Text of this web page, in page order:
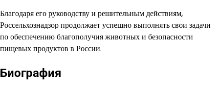
Благодаря его руководству и решительным действиям,
Россельхознадзор продолжает успешно выполнять свои задачи
по обеспечению благополучия животных и безопасности
пищевых продуктов в России.
Биография